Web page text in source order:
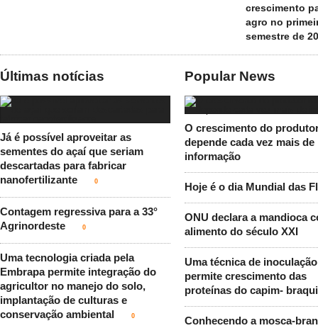
crescimento
agro no
semestre de
Últimas notícias
Já é possível aproveitar as
sementes do açaí que seriam
descartadas para fabricar
nanofertilizante
0
Contagem regressiva para a 33°
Agrinordeste
0
Uma tecnologia criada pela
Embrapa permite integração do
agricultor no manejo do solo,
implantação de culturas e
conservação ambiental
0
Popular News
O crescimento do
depende cada vez mais de
informação
Hoje é o dia Mundial das
ONU declara a mandioca
alimento do século XXI
Uma técnica de
permite crescimento das
proteínas do capim-
Conhecendo a mosca-